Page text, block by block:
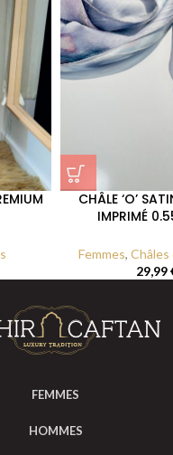
CHÂLE ‘O’
IMPRIMÉ
Femmes, Châles
29,99
FEMMES
HOMMES